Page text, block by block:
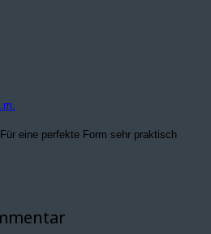
eine perfekte Form sehr praktisch